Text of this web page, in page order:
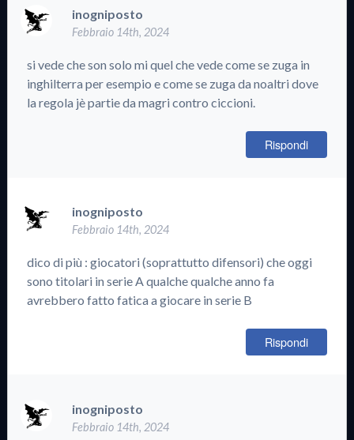
inogniposto
Febbraio 14th, 2024
si vede che son solo mi quel che vede come se zuga in
inghilterra per esempio e come se zuga da noaltri dove
la regola jè partie da magri contro ciccioni.
Rispondi
inogniposto
Febbraio 14th, 2024
dico di più : giocatori (soprattutto difensori) che oggi
sono titolari in serie A qualche qualche anno fa
avrebbero fatto fatica a giocare in serie B
Rispondi
inogniposto
Febbraio 14th, 2024